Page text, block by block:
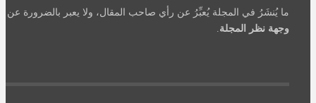
ما يُنشَرُ في المجلة يُعبِّرُ عن رأي صاحب المقال، ولا يعبر بالضرورة عن
وجهة نظر المجلة